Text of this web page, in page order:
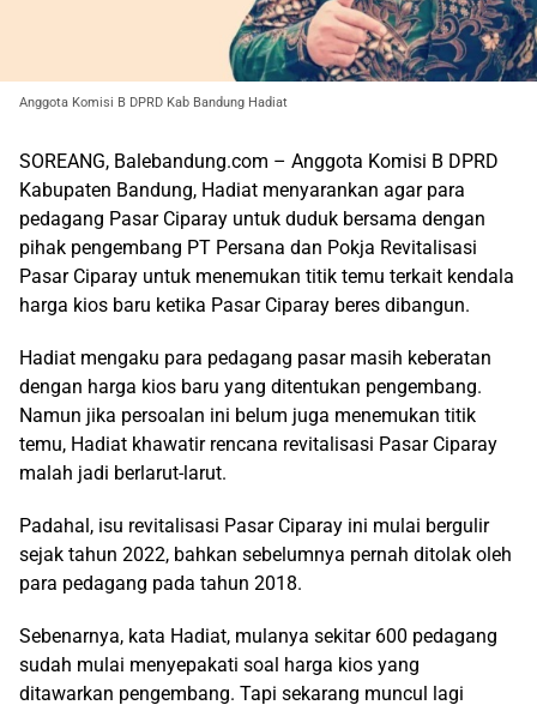
Anggota Komisi B DPRD Kab Bandung Hadiat
SOREANG, Balebandung.com – Anggota Komisi B DPRD
Kabupaten Bandung, Hadiat menyarankan agar para
pedagang Pasar Ciparay untuk duduk bersama dengan
pihak pengembang PT Persana dan Pokja Revitalisasi
Pasar Ciparay untuk menemukan titik temu terkait kendala
harga kios baru ketika Pasar Ciparay beres dibangun.
Hadiat mengaku para pedagang pasar masih keberatan
dengan harga kios baru yang ditentukan pengembang.
Namun jika persoalan ini belum juga menemukan titik
temu, Hadiat khawatir rencana revitalisasi Pasar Ciparay
malah jadi berlarut-larut.
Padahal, isu revitalisasi Pasar Ciparay ini mulai bergulir
sejak tahun 2022, bahkan sebelumnya pernah ditolak oleh
para pedagang pada tahun 2018.
Sebenarnya, kata Hadiat, mulanya sekitar 600 pedagang
sudah mulai menyepakati soal harga kios yang
ditawarkan pengembang. Tapi sekarang muncul lagi